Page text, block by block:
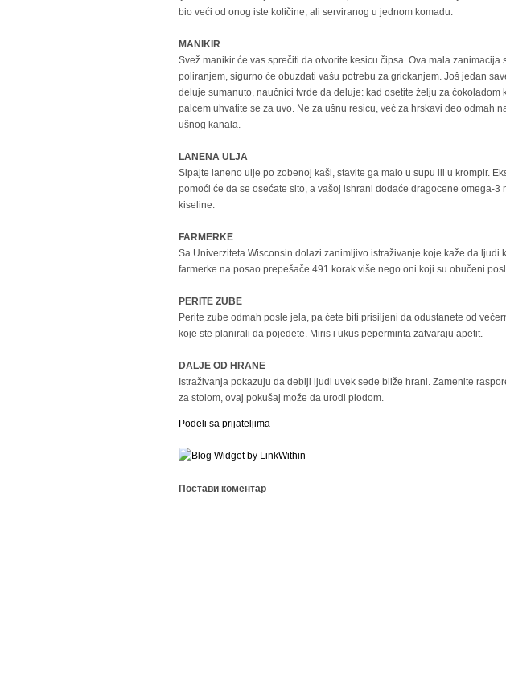
bio veći od onog iste količine, ali serviranog u jednom komadu.
MANIKIR
Svež manikir će vas sprečiti da otvorite kesicu čipsa. Ova mala zanimacija
poliranjem, sigurno će obuzdati vašu potrebu za grickanjem. Još jedan
deluje sumanuto, naučnici tvrde da deluje: kad osetite želju za čokoladom
palcem uhvatite se za uvo. Ne za ušnu resicu, već za hrskavi deo odmah
ušnog kanala.
LANENA ULJA
Sipajte laneno ulje po zobenoj kaši, stavite ga malo u supu ili u krompir.
pomoći će da se osećate sito, a vašoj ishrani dodaće dragocene omega-3
kiseline.
FARMERKE
Sa Univerziteta Wisconsin dolazi zanimljivo istraživanje koje kaže da ljudi
farmerke na posao prepešače 491 korak više nego oni koji su obučeni
PERITE ZUBE
Perite zube odmah posle jela, pa ćete biti prisiljeni da odustanete od
koje ste planirali da pojedete. Miris i ukus peperminta zatvaraju apetit.
DALJE OD HRANE
Istraživanja pokazuju da deblji ljudi uvek sede bliže hrani. Zamenite
za stolom, ovaj pokušaj može da urodi plodom.
Podeli sa prijateljima
Постави коментар